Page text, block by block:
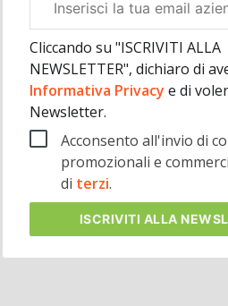
aziendale
Cliccando su "ISCRIVITI ALLA
NEWSLETTER", dichiaro di
Informativa Privacy e di
Newsletter.
Acconsento all'invio di
promozionali e
di terzi.
ISCRIVITI ALLA